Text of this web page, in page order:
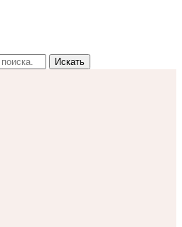
Искать